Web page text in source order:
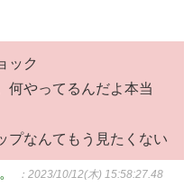
ック
何やってるんだよ本当
プなんてもう見たくない
：2023/10/12(木) 15:58:27.48